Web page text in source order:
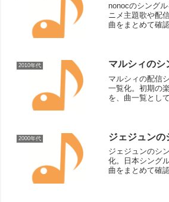
nonocのシング
ニメ主題歌や配
曲をまとめて確
2010年代 マルシィのシ
マルシィの配信
一覧化。初期の
を、曲一覧とし
2000年代 ジェジュンの
ジェジュンのシ
化。日本シング
曲をまとめて確